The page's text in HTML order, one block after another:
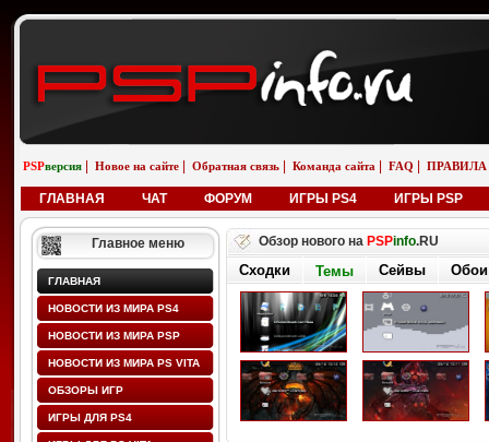
PSPверсия Новое на сайте Обратная связь Команда сайта FAQ ПРАВИЛА
ГЛАВНАЯ ЧАТ ФОРУМ ИГРЫ PS4 ИГРЫ PSP
Главное меню
ГЛАВНАЯ
НОВОСТИ ИЗ МИРА PS4
НОВОСТИ ИЗ МИРА PSP
НОВОСТИ ИЗ МИРА PS VITA
ОБЗОРЫ ИГР
ИГРЫ ДЛЯ PS4
Обзор нового на PSPinfo.RU
Сходки Темы Сейвы Обои